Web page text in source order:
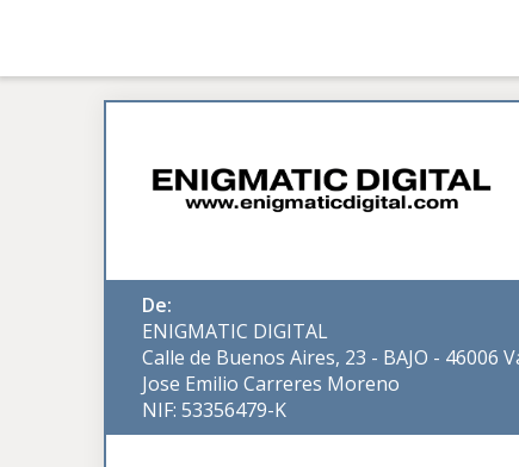
De:
ENIGMATIC DIGITAL
Calle de Buenos Aires, 23 - BAJO - 46006
Jose Emilio Carreres Moreno
NIF: 53356479-K